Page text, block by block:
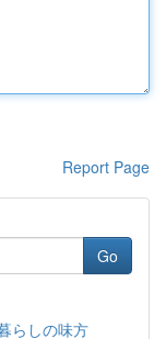
Report Page
Go
らしの味方